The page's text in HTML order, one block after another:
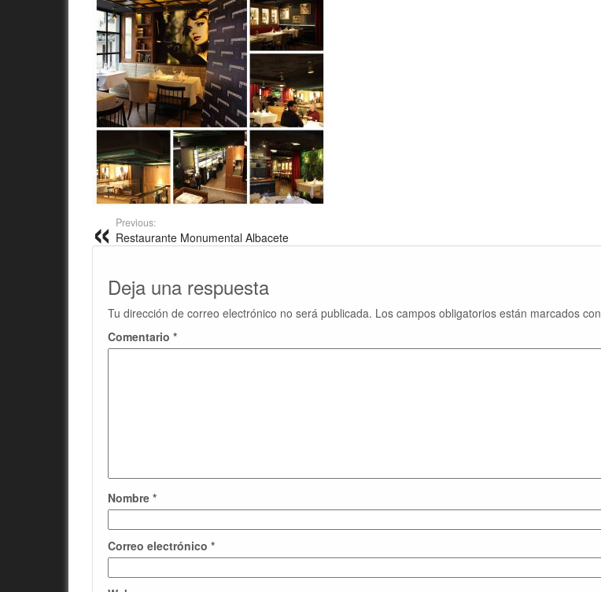
Previous:
Restaurante Monumental Albacete
Deja una respuesta
Tu dirección de correo electrónico no será publicada. Los campos obligatorios están marcados con
Comentario *
Nombre *
Correo electrónico *